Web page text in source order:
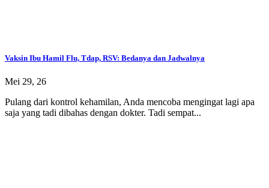
Vaksin Ibu Hamil Flu, Tdap, RSV: Bedanya dan Jadwalnya
Mei 29, 26
Pulang dari kontrol kehamilan, Anda mencoba mengingat lagi apa
saja yang tadi dibahas dengan dokter. Tadi sempat...